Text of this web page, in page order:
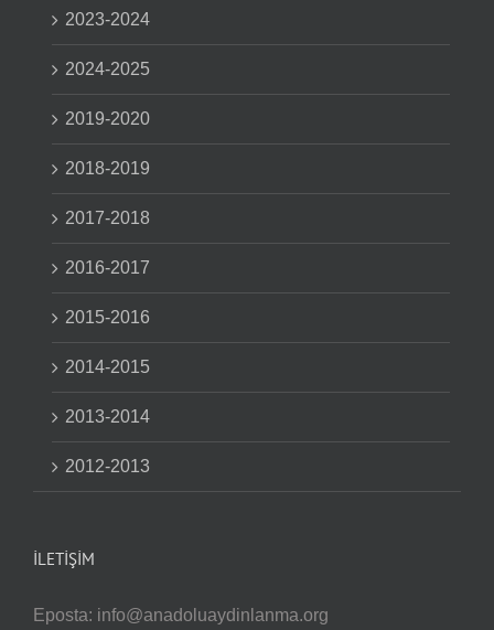
2023-2024
2024-2025
2019-2020
2018-2019
2017-2018
2016-2017
2015-2016
2014-2015
2013-2014
2012-2013
İLETIŞIM
Eposta: info@anadoluaydinlanma.org